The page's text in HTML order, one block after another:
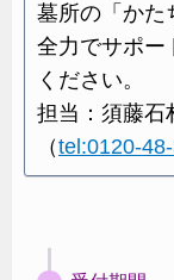
デザ
墓所の「かた
全力でサポー
ください。
担当：須藤石
（tel:0120-